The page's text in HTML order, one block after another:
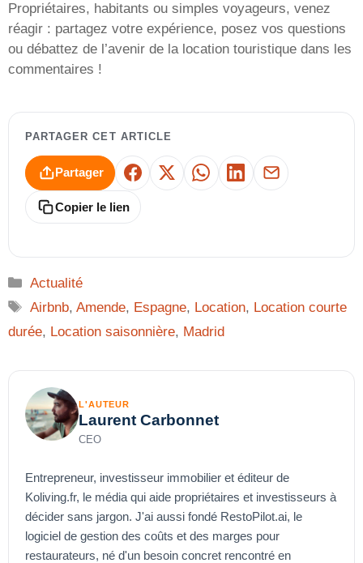
Propriétaires, habitants ou simples voyageurs, venez
réagir : partagez votre expérience, posez vos questions
ou débattez de l’avenir de la location touristique dans les
commentaires !
PARTAGER CET ARTICLE
Partager Facebook
X WhatsAppLinkedInE-mail
Copier le lien
Catégories
Actualité
Étiquettes
Airbnb,Amende, Espagne, Location, Location courte
durée, Location saisonnière, Madrid
L'AUTEUR
Laurent Carbonnet
CEO
Entrepreneur, investisseur immobilier et éditeur de
Koliving.fr, le média qui aide propriétaires et investisseurs à
décider sans jargon. J'ai aussi fondé RestoPilot.ai, le
logiciel de gestion des coûts et des marges pour
restaurateurs, né d'un besoin concret rencontré en